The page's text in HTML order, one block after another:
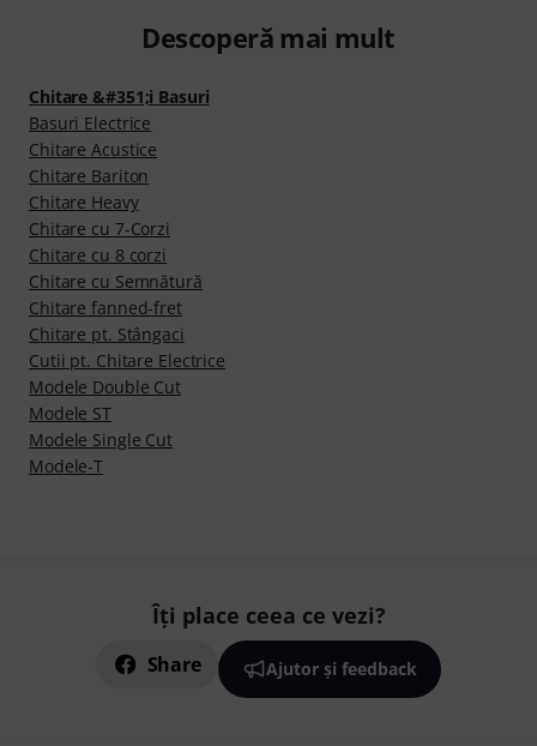
Descoperă mai mult
Chitare &#351;i Basuri
Basuri Electrice
Chitare Acustice
Chitare Bariton
Chitare Heavy
Chitare cu 7-Corzi
Chitare cu 8 corzi
Chitare cu Semnătură
Chitare fanned-fret
Chitare pt. Stângaci
Cutii pt. Chitare Electrice
Modele Double Cut
Modele ST
Modele Single Cut
Modele-T
Îți place ceea ce vezi?
Share Ajutor și feedback